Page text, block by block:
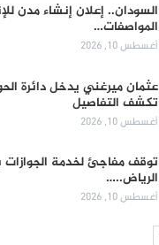
السودان.. إعلان إنشاء مدن
المواصفات…
أغسطس 10, 2026
عثمان ميرغني يدخل دائرة
تكشف التفاصيل
أغسطس 10, 2026
توقف مفاجئ لخدمة الجوازات
الرياض..…
أغسطس 10, 2026